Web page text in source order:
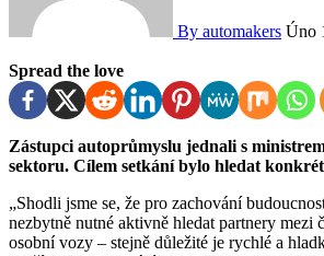
By automakers Úno
Spread the love
Zástupci autoprůmyslu jednali s ministrem průmyslu a obchodu Karlem Havlíčkem o posílení konkurenceschopnosti
sektoru. Cílem setkání bylo hledat
„Shodli jsme se, že pro zachování
nezbytně nutné aktivně hledat partnery mezi
osobní vozy – stejně důležité je rychlé a